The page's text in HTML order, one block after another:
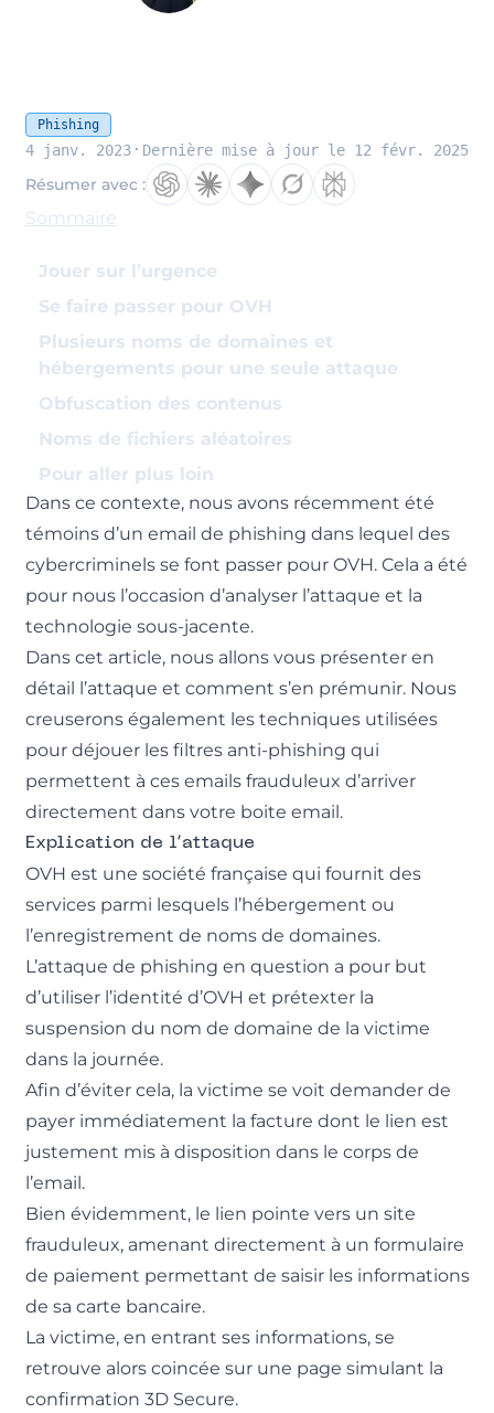
Phishing
4 janv. 2023· Dernière mise à jour le 12 févr. 2025
Résumer avec :
Sommaire
Jouer sur l’urgence
Se faire passer pour OVH
Plusieurs noms de domaines et
hébergements pour une seule attaque
Obfuscation des contenus
Noms de fichiers aléatoires
Pour aller plus loin
Dans ce contexte, nous avons récemment été
témoins d’un email de phishing dans lequel des
cybercriminels se font passer pour OVH. Cela a été
pour nous l’occasion d’analyser l’attaque et la
technologie sous-jacente.
Dans cet article, nous allons vous présenter en
détail l’attaque et comment s’en prémunir. Nous
creuserons également les techniques utilisées
pour déjouer les filtres anti-phishing qui
permettent à ces emails frauduleux d’arriver
directement dans votre boite email.
Explication de l’attaque
OVH est une société française qui fournit des
services parmi lesquels l’hébergement ou
l’enregistrement de noms de domaines.
L’attaque de phishing en question a pour but
d’utiliser l’identité d’OVH et prétexter la
suspension du nom de domaine de la victime
dans la journée.
Afin d’éviter cela, la victime se voit demander de
payer immédiatement la facture dont le lien est
justement mis à disposition dans le corps de
l’email.
Bien évidemment, le lien pointe vers un site
frauduleux, amenant directement à un formulaire
de paiement permettant de saisir les informations
de sa carte bancaire.
La victime, en entrant ses informations, se
retrouve alors coincée sur une page simulant la
confirmation 3D Secure.